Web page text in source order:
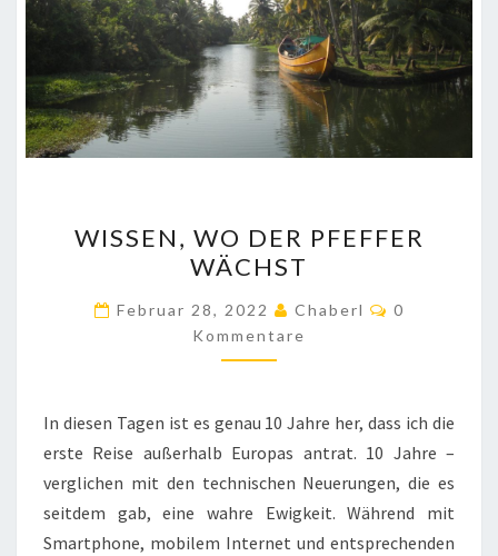
WO
DER
PFEFFER
WÄCHST
WISSEN, WO DER PFEFFER
WÄCHST
Februar 28, 2022 Chaberl
0
Kommentare
In diesen Tagen ist es genau 10 Jahre her, dass ich die
erste Reise außerhalb Europas antrat. 10 Jahre –
verglichen mit den technischen Neuerungen, die es
seitdem gab, eine wahre Ewigkeit. Während mit
Smartphone, mobilem Internet und entsprechenden